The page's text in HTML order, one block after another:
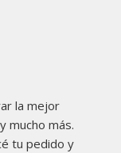
la mejor
mucho más.
tu pedido y